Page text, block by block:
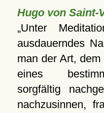
Hugo von Saint-
Unter
ausdauerndes
man der Art,
eines
sorgfältig
nachzusinnen,